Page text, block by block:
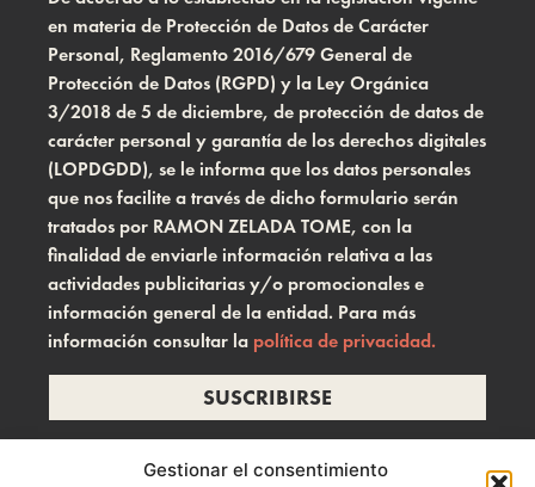
Gestionar el consentimiento
en materia de Protección de Datos de Carácter
Personal, Reglamento 2016/679 General de
Protección de Datos (RGPD) y la Ley Orgánica
3/2018 de 5 de diciembre, de protección de datos de
carácter personal y garantía de los derechos digitales
(LOPDGDD), se le informa que los datos personales
que nos facilite a través de dicho formulario serán
tratados por RAMON ZELADA TOME, con la
finalidad de enviarle información relativa a las
actividades publicitarias y/o promocionales e
información general de la entidad. Para más
información consultar la política de privacidad.
SUSCRIBIRSE